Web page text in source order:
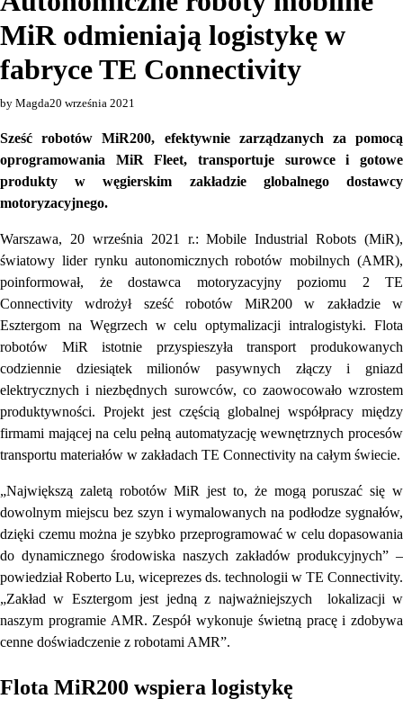
MiR odmieniają logistykę w
fabryce TE Connectivity
by Magda20 września 2021
Sześć robotów MiR200, efektywnie zarządzanych za pomocą
oprogramowania MiR Fleet, transportuje surowce i gotowe
produkty w węgierskim zakładzie globalnego dostawcy
motoryzacyjnego.
Warszawa, 20 września 2021 r.: Mobile Industrial Robots (MiR),
światowy lider rynku autonomicznych robotów mobilnych (AMR),
poinformował, że dostawca motoryzacyjny poziomu 2 TE
Connectivity wdrożył sześć robotów MiR200 w zakładzie w
Esztergom na Węgrzech w celu optymalizacji intralogistyki. Flota
robotów MiR istotnie przyspieszyła transport produkowanych
codziennie dziesiątek milionów pasywnych złączy i gniazd
elektrycznych i niezbędnych surowców, co zaowocowało wzrostem
produktywności. Projekt jest częścią globalnej współpracy między
firmami mającej na celu pełną automatyzację wewnętrznych procesów
transportu materiałów w zakładach TE Connectivity na całym świecie.
„Największą zaletą robotów MiR jest to, że mogą poruszać się w
dowolnym miejscu bez szyn i wymalowanych na podłodze sygnałów,
dzięki czemu można je szybko przeprogramować w celu dopasowania
do dynamicznego środowiska naszych zakładów produkcyjnych” –
powiedział Roberto Lu, wiceprezes ds. technologii w TE Connectivity.
„Zakład w Esztergom jest jedną z najważniejszych lokalizacji w
naszym programie AMR. Zespół wykonuje świetną pracę i zdobywa
cenne doświadczenie z robotami AMR”.
Flota MiR200 wspiera logistykę